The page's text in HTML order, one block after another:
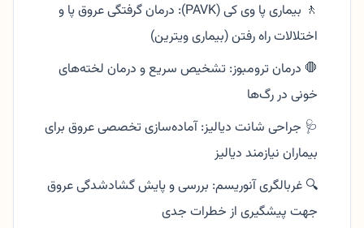
🚶 بیماری پا وی کی (PAVK): درمان گرفتگی عروق پا و
اختلالات راه رفتن (بیماری ویترین)
🛑 درمان ترومبوز: تشخیص سریع و درمان لخته‌های
خونی در رگ‌ها
🩺 جراحی شانت دیالیز: آماده‌سازی تخصصی عروق برای
بیماران نیازمند دیالیز
🔍 غربالگری آنوریسم: بررسی و پایش گشادشدگی عروق
جهت پیشگیری از خطرات جدی